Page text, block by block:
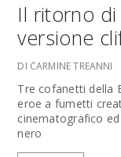
Il ritorno di
versione
DI CARMINE TREANNI
Tre cofanetti della
eroe a fumetti
cinematografico
nero